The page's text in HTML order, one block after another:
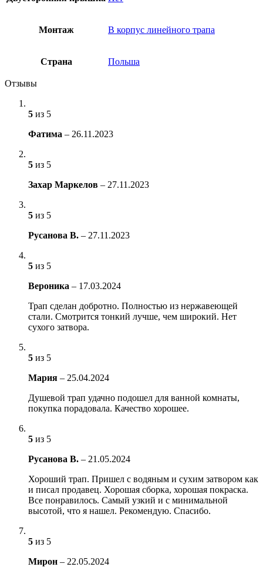
Монтаж В корпус линейного трапа
Страна Польша
Отзывы
5 из 5
Фатима – 26.11.2023
5 из 5
Захар Маркелов – 27.11.2023
5 из 5
Русанова В. – 27.11.2023
5 из 5
Вероника – 17.03.2024
Трап сделан добротно. Полностью из нержавеющей
стали. Смотрится тонкий лучше, чем широкий. Нет
сухого затвора.
5 из 5
Мария – 25.04.2024
Душевой трап удачно подошел для ванной комнаты,
покупка порадовала. Качество хорошее.
5 из 5
Русанова В. – 21.05.2024
Хороший трап. Пришел с водяным и сухим затвором как
и писал продавец. Хорошая сборка, хорошая покраска.
Все понравилось. Самый узкий и с минимальной
высотой, что я нашел. Рекомендую. Спасибо.
5 из 5
Мирон – 22.05.2024